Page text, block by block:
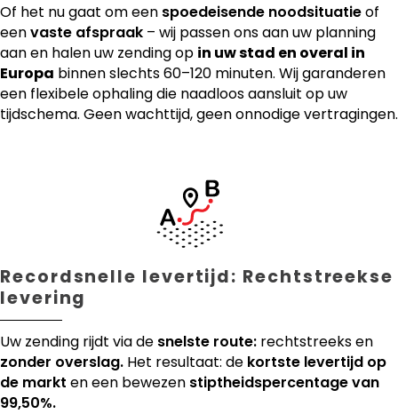
Of het nu gaat om een spoedeisende noodsituatieof
eenvaste afspraak – wij passen ons aan uw planning
aan en halen uw zending op in uw stad en overal in
Europa binnen slechts 60–120 minuten. Wij garanderen
een flexibele ophaling die naadloos aansluit op uw
tijdschema. Geen wachttijd, geen onnodige vertragingen.
Recordsnelle levertijd: Rechtstreekse
levering
Uw zending rijdt via de snelste route: rechtstreeks en
zonder overslag. Het resultaat: de kortste levertijd op
de markt en een bewezen stiptheidspercentage van
99,50%.